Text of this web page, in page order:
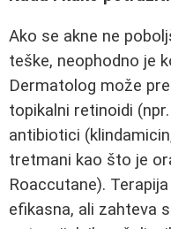
Ako se akne ne
teške, neophodno je
Dermatolog može
topikalni retinoidi
antibiotici
tretmani kao što je
Roaccutane).
efikasna, ali zahteva